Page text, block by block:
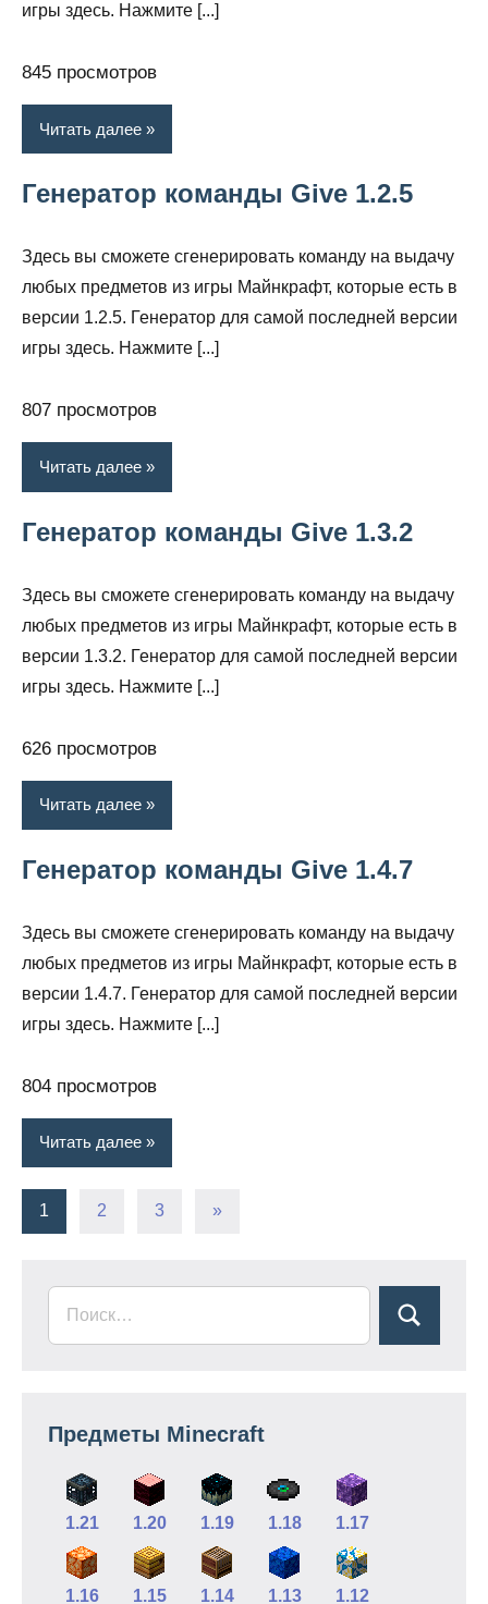
игры здесь. Нажмите [...]
845 просмотров
Читать далее
Генератор команды Give 1.2.5
Здесь вы сможете сгенерировать команду на выдачу
любых предметов из игры Майнкрафт, которые есть в
версии 1.2.5. Генератор для самой последней версии
игры здесь. Нажмите [...]
807 просмотров
Читать далее
Генератор команды Give 1.3.2
Здесь вы сможете сгенерировать команду на выдачу
любых предметов из игры Майнкрафт, которые есть в
версии 1.3.2. Генератор для самой последней версии
игры здесь. Нажмите [...]
626 просмотров
Читать далее
Генератор команды Give 1.4.7
Здесь вы сможете сгенерировать команду на выдачу
любых предметов из игры Майнкрафт, которые есть в
версии 1.4.7. Генератор для самой последней версии
игры здесь. Нажмите [...]
804 просмотров
Читать далее
Пагинация
1 2 3
Следующие
»
Предметы Minecraft
1.21 1.20 1.19 1.18 1.17
1.16 1.15 1.14 1.13 1.12